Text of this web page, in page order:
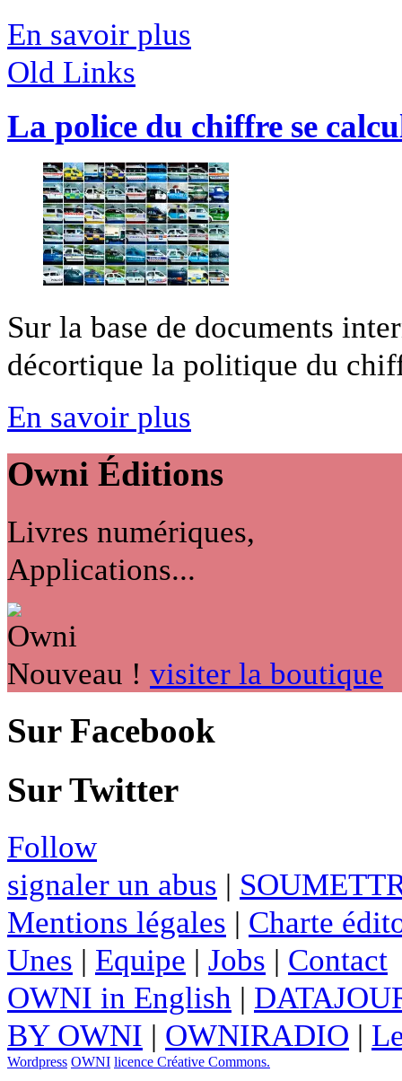
En savoir plus
Old Links
La police du chiffre se
Sur la base de documents
décortique la politique du
En savoir plus
Owni Éditions
Livres numériques,
Applications...
Nouveau ! visiter la boutique
Sur Facebook
Sur Twitter
Follow
signaler un abus |
Mentions légales | Charte
Unes | Equipe | Jobs | Contact
OWNI in English |
BY OWNI | OWNIRADIO |
Wordpress OWNI licence Créative Commons.